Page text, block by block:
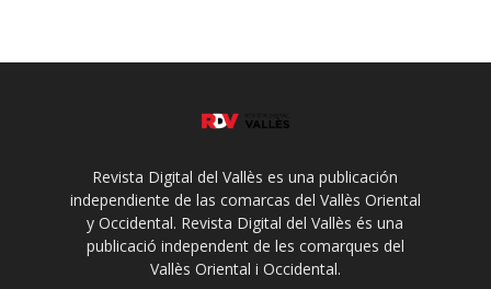
Revista Digital del Vallès es una publicación
independiente de las comarcas del Vallès Oriental
y Occidental. Revista Digital del Vallès és una
publicació independent de les comarques del
Vallès Oriental i Occidental.